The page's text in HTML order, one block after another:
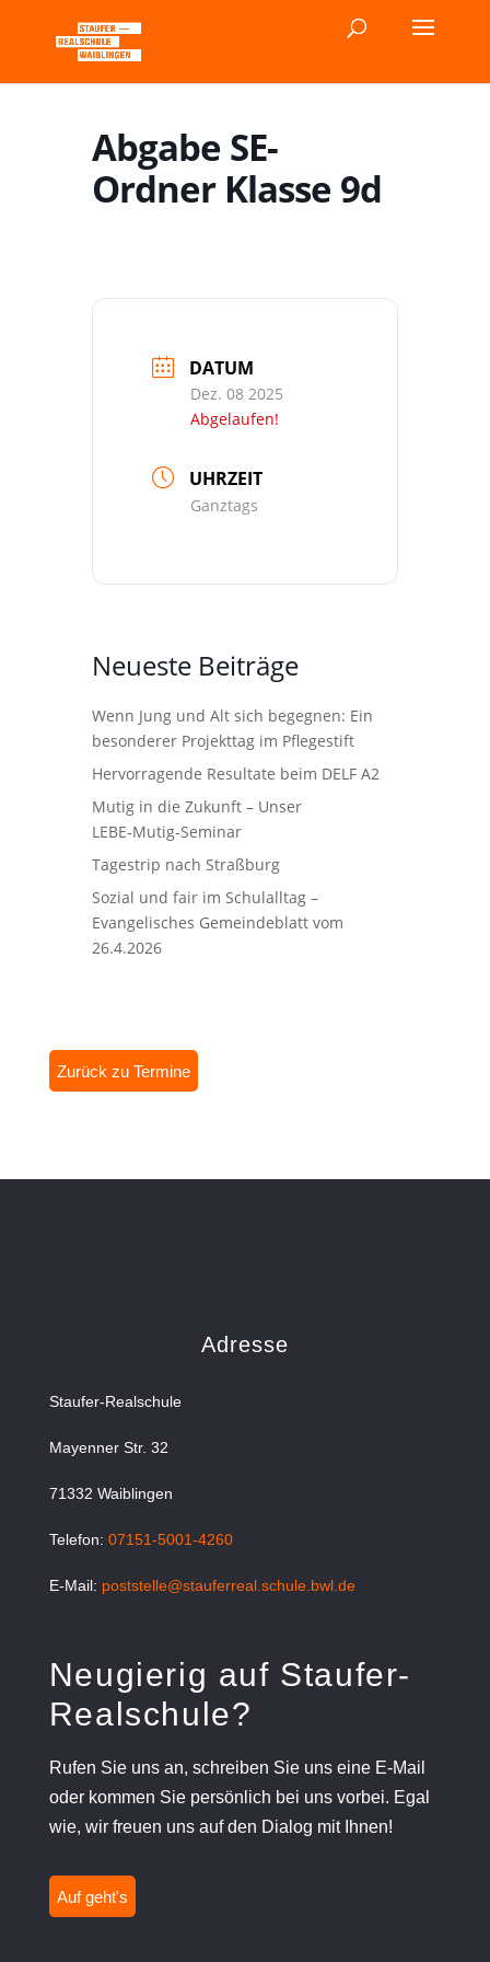
Abgabe SE-
Ordner Klasse 9d
DATUM
Dez. 08 2025
Abgelaufen!
UHRZEIT
Ganztags
Neueste Beiträge
Wenn Jung und Alt sich begegnen: Ein
besonderer Projekttag im Pflegestift
Hervorragende Resultate beim DELF A2
Mutig in die Zukunft – Unser
LEBE‑Mutig‑Seminar
Tagestrip nach Straßburg
Sozial und fair im Schulalltag –
Evangelisches Gemeindeblatt vom
26.4.2026
Zurück zu Termine
Adresse
Staufer-Realschule
Mayenner Str. 32
71332 Waiblingen
Telefon: 07151-5001-4260
E-Mail: poststelle@stauferreal.schule.bwl.de
Neugierig auf Staufer-
Realschule?
Rufen Sie uns an, schreiben Sie uns eine E-Mail
oder kommen Sie persönlich bei uns vorbei. Egal
wie, wir freuen uns auf den Dialog mit Ihnen!
Auf geht's